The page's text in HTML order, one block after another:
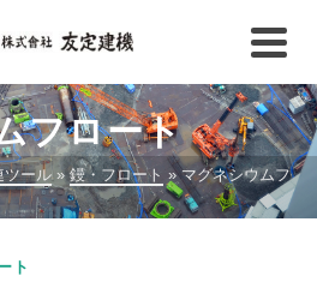
フロート
ツール » 鏝・フロート » マグネシウムフ
ト